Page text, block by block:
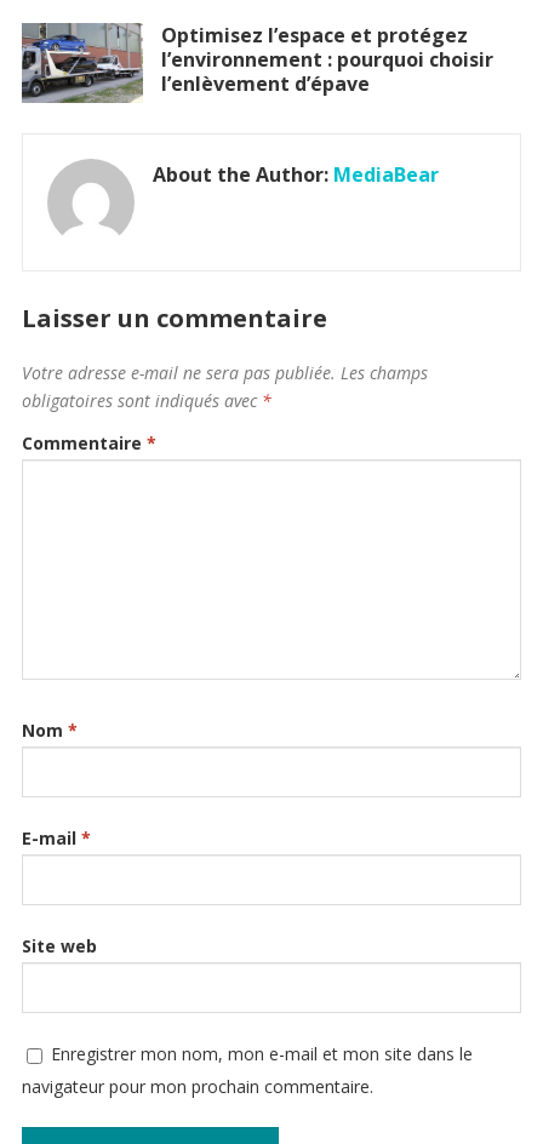
Optimisez l’espace et protégez
l’environnement : pourquoi choisir
l’enlèvement d’épave
About the Author: MediaBear
Laisser un commentaire
Votre adresse e-mail ne sera pas publiée. Les champs
obligatoires sont indiqués avec *
Commentaire *
Nom *
E-mail *
Site web
Enregistrer mon nom, mon e-mail et mon site dans le
navigateur pour mon prochain commentaire.